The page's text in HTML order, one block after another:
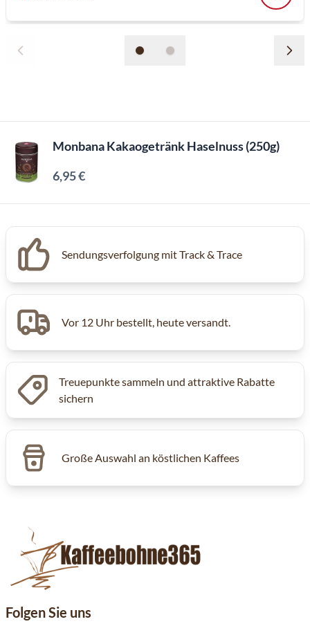
Monbana Kakaogetränk Haselnuss (250g)
6,95 €
Sendungsverfolgung mit Track & Trace
Vor 12 Uhr bestellt, heute versandt.
Treuepunkte sammeln und attraktive Rabatte
sichern
Große Auswahl an köstlichen Kaffees
Folgen Sie uns